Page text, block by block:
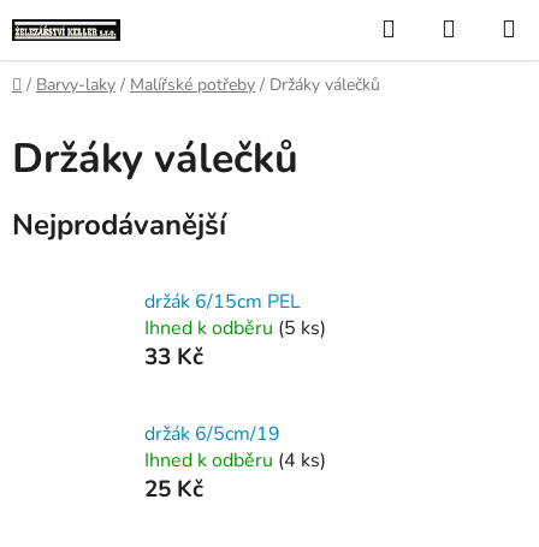
na
obsah
Hledat
KOŠÍK
Domů
/ Barvy-laky / Malířské potřeby / Držáky válečků
Držáky válečků
Nejprodávanější
držák 6/15cm PEL
Ihned k odběru (5 ks)
33 Kč
držák 6/5cm/19
Ihned k odběru (4 ks)
25 Kč